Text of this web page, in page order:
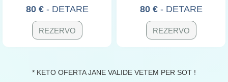
80 € - DETARE
REZERVO
80 € - DETARE
REZERVO
* KETO OFERTA JANE VALIDE VETEM PER SOT !